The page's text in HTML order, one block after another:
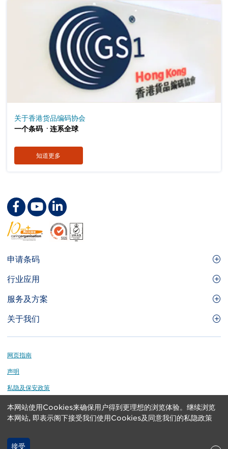
关于香港货品编码协会
一个条码 ． 连系全球
知道更多
Footer
Site
Menu
申请条码
GS1条码
实用工具及资源
行业应用
食品及餐饮服务
运输及物流
服务及方案
品牌保护
关于我们
关于香港货品编码协会
业界应用的标准
认识我们的团队
联络我们
Footer
网页指南
声明
私隐及保安政策
GS1 is a registered trademark of GS1 AISBL. Copyright ©
2024 GS1 Hong Kong Limited. All rights reserved.
本网站使用Cookies来确保用户得到更理想的浏览体验。继续浏览
本网站, 即表示阁下接受我们使用Cookies及同意我们的私隐政策
接受